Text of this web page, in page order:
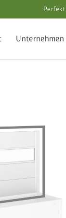
Perfekt
Unternehmen